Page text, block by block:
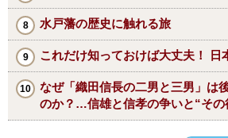
水戸藩の歴史に触れる旅
これだけ知っておけば大丈夫！ 日
なぜ「織田信長の二男と三男」は
のか？…信雄と信孝の争いと“その